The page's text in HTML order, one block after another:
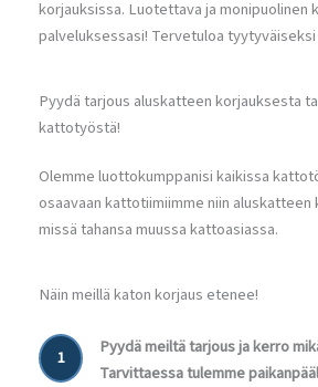
korjauksissa. Luotettava ja monipuolinen
palveluksessasi! Tervetuloa
Pyydä tarjous aluskatteen korjauksesta
kattotyöstä!
Olemme luottokumppanisi kaikissa
osaavaan kattotiimiimme niin aluskatteen
missä tahansa muussa kattoasiassa.
Näin meillä katon korjaus etenee!
1
Pyydä meiltä tarjous ja kerro
Tarvittaessa tulemme